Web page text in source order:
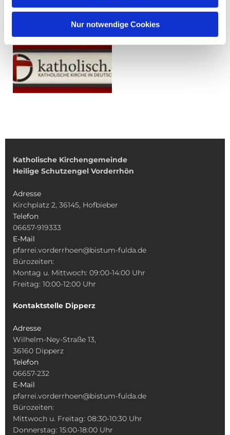
Nur notwendige Cookies
Katholische Kirchengemeinde
Heilige Schutzengel Vorderrhön
Adresse
Kirchplatz 2, 36145, Hofbieber
Telefon
06657-919333
E-Mail
pfarrei.vorderrhoen@bistum-fulda.de
Bürozeiten:
Montag u. Mittwoch: 09:00-14:00 Uhr
Freitag: 10:00-12:00 Uhr
Kontaktstelle Dipperz
Adresse
Wilhelm-Ney-Straße 13,
36160 Dipperz
Telefon
06657-232
E-Mail
pfarrei.vorderrhoen@bistum-fulda.de
Bürozeiten:
Mittwoch u. Freitag: 08:30-10:30 Uhr
Donnerstag: 15:00-18:00 Uhr